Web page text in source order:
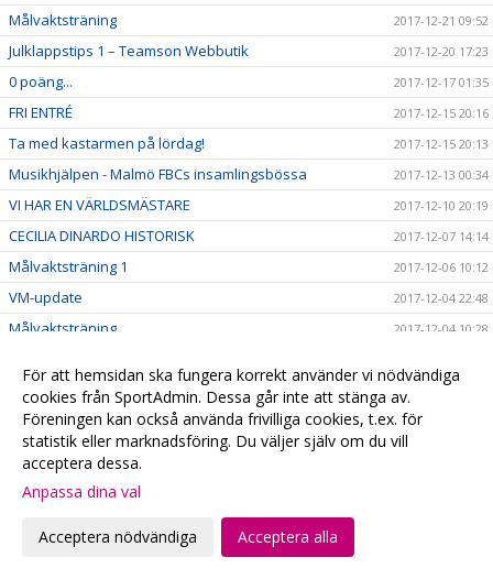
Målvaktsträning 2017-12-21 09:52
Julklappstips 1 – Teamson Webbutik 2017-12-20 17:23
0 poäng... 2017-12-17 01:35
FRI ENTRÉ 2017-12-15 20:16
Ta med kastarmen på lördag! 2017-12-15 20:13
Musikhjälpen - Malmö FBCs insamlingsbössa 2017-12-13 00:34
VI HAR EN VÄRLDSMÄSTARE 2017-12-10 20:19
CECILIA DINARDO HISTORISK 2017-12-07 14:14
Målvaktsträning 1 2017-12-06 10:12
VM-update 2017-12-04 22:48
Målvaktsträning 2017-12-04 10:28
SM-Regionslutspel DJ18 2017-11-30 09:42
Torsdagsunderhållning! 2017-11-30 00:43
Viktig hemmamatch på söndag! 2017-11-30 00:27
BLACK FRIDAY: ÅRSKORT 50%
Kvällens fotografering är INSTÄLLD
Se Herr A på webben
För att hemsidan ska fungera korrekt använder vi nödvändiga
cookies från SportAdmin. Dessa går inte att stänga av.
Föreningen kan också använda frivilliga cookies, t.ex. för
statistik eller marknadsföring. Du väljer själv om du vill
acceptera dessa.
Anpassa dina val
Acceptera nödvändiga Acceptera alla